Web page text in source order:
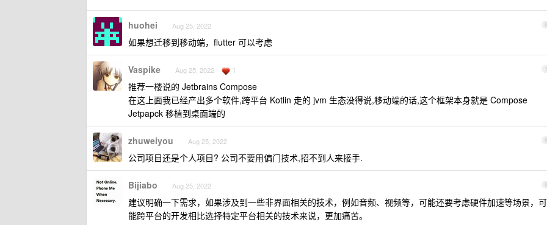
6
huohei Aug 25, 2022
如果想迁移到移动端，flutter 可以考虑
7
Vaspike Aug 25, 2022 1
推荐一楼说的 Jetbrains Compose
在这上面我已经产出多个软件,跨平台 Kotlin 走的 jvm 生态没得说,移动端的话,这个框架本身就是 Compose
Jetpapck 移植到桌面端的
8
zhuweiyou Aug 25, 2022
公司项目还是个人项目? 公司不要用偏门技术,招不到人来接手.
9
Bijiabo Aug 25, 2022
建议明确一下需求，如果涉及到一些非界面相关的技术，例如音频、视频等，可能还要考虑硬件加速等场景，可
能跨平台的开发相比选择特定平台相关的技术来说，更加痛苦。